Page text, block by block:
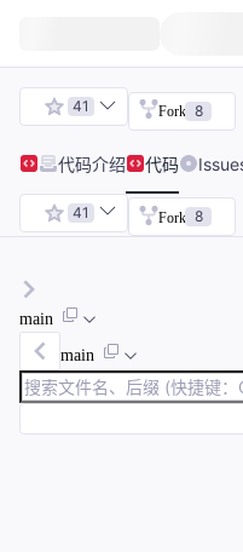
41 Fork 8
代码介绍 代码
41 Fork 8
main
main